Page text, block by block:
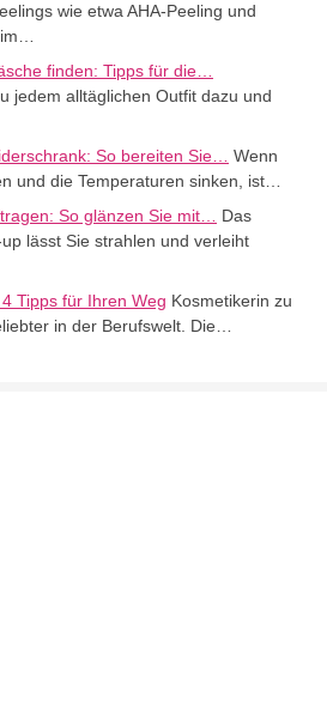
wie etwa AHA-Peeling und
im…
finden: Tipps für die…
jedem alltäglichen Outfit dazu und
So bereiten Sie… Wenn
und die Temperaturen sinken, ist…
So glänzen Sie mit… Das
lässt Sie strahlen und verleiht
Tipps für Ihren Weg Kosmetikerin zu
in der Berufswelt. Die…